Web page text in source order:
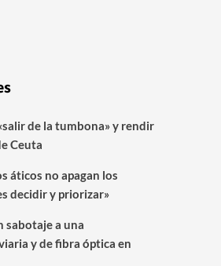
de la tumbona» y rendir
Ceuta
áticos no apagan los
decidir y priorizar»
sabotaje a una
y de fibra óptica en